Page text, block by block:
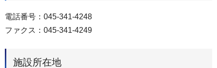
電話番号：045-341-4248
ファクス：045-341-4249
施設所在地